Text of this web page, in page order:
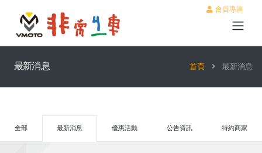
會員專區
最新消息 首頁 最新消息
全部 最新消息 優惠活動 公告資訊 特約商家